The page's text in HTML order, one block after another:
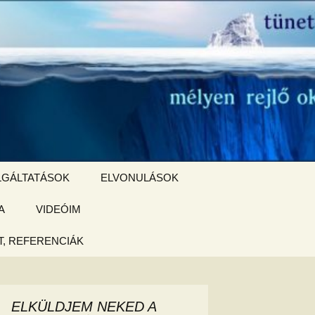
BOLT
ELVONULÁSOK
VIDEÓIM
REFERENCIÁK
ELKÜLDJEM NEKED A